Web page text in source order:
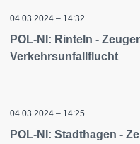
04.03.2024 – 14:32
POL-NI: Rinteln -
Verkehrsunfallflucht
04.03.2024 – 14:25
POL-NI: Stadthagen -